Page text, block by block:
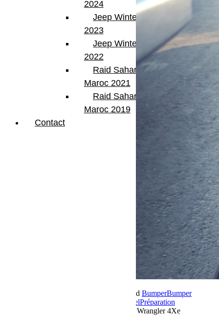
Par Martial BumperOffroad BumperBumper
MatérielPréparation
sur Préparation Jeep Wrangler 4Xe
2024
Jeep Winter Tour
2023
Jeep Winter Tour
2022
Raid Sahara Tour
Maroc 2021
Raid Sahara Tour
Maroc 2019
Contact